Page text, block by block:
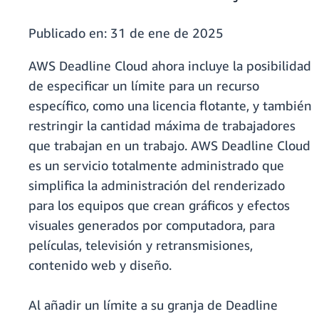
Publicado en: 31 de ene de 2025
AWS Deadline Cloud ahora incluye la posibilidad
de especificar un límite para un recurso
específico, como una licencia flotante, y también
restringir la cantidad máxima de trabajadores
que trabajan en un trabajo. AWS Deadline Cloud
es un servicio totalmente administrado que
simplifica la administración del renderizado
para los equipos que crean gráficos y efectos
visuales generados por computadora, para
películas, televisión y retransmisiones,
contenido web y diseño.
Al añadir un límite a su granja de Deadline